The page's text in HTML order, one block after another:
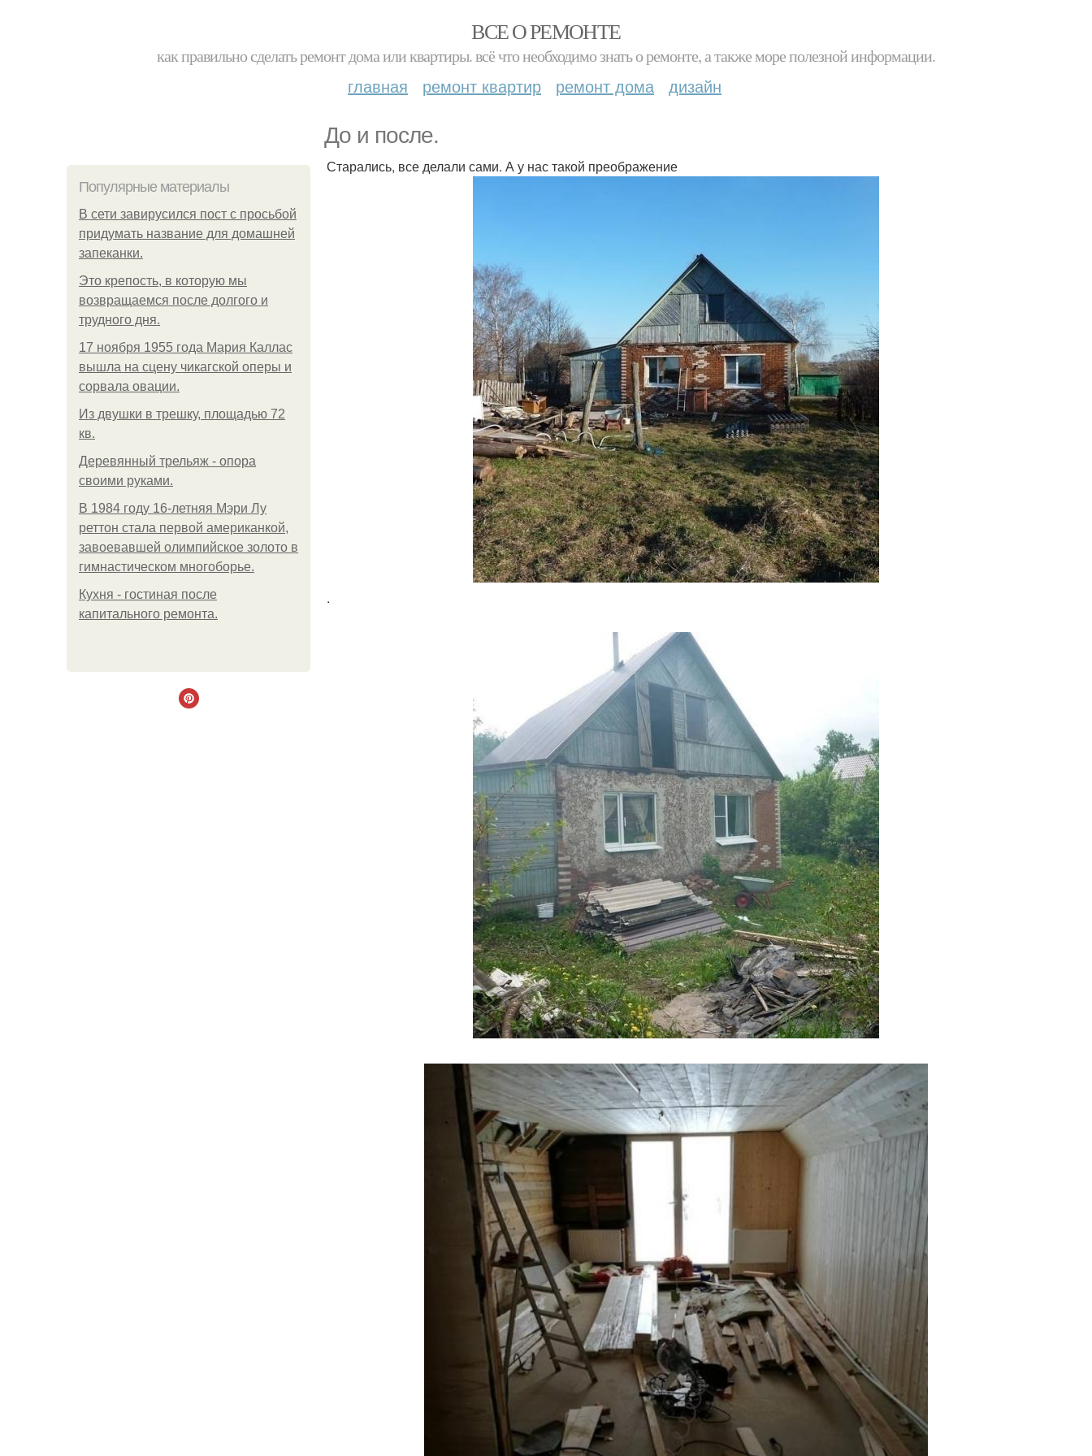
ВСЕ О РЕМОНТЕ
как правильно сделать ремонт дома или квартиры. всё что необходимо знать о ремонте, а также море полезной информации.
главная ремонт квартир ремонт дома дизайн
До и после.
Популярные материалы
В сети завирусился пост с просьбой
придумать название для домашней
запеканки.
Это крепость, в которую мы
возвращаемся после долгого и
трудного дня.
17 ноября 1955 года Мария Каллас
вышла на сцену чикагской оперы и
сорвала овации.
Из двушки в трешку, площадью 72
кв.
Деревянный трельяж - опора
своими руками.
В 1984 году 16-летняя Мэри Лу
реттон стала первой американкой,
завоевавшей олимпийское золото в
гимнастическом многоборье.
Кухня - гостиная после
капитального ремонта.
Старались, все делали сами. А у нас такой преображение
.